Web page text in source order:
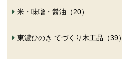
米・味噌・醤油（20）
東濃ひのき てづくり木工品（39）